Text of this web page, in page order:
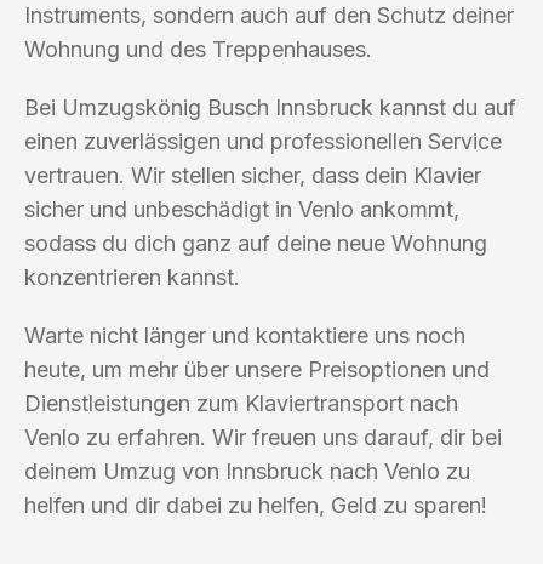
Instruments, sondern auch auf den Schutz deiner
Wohnung und des Treppenhauses.
Bei Umzugskönig Busch Innsbruck kannst du auf
einen zuverlässigen und professionellen Service
vertrauen. Wir stellen sicher, dass dein Klavier
sicher und unbeschädigt in Venlo ankommt,
sodass du dich ganz auf deine neue Wohnung
konzentrieren kannst.
Warte nicht länger und kontaktiere uns noch
heute, um mehr über unsere Preisoptionen und
Dienstleistungen zum Klaviertransport nach
Venlo zu erfahren. Wir freuen uns darauf, dir bei
deinem Umzug von Innsbruck nach Venlo zu
helfen und dir dabei zu helfen, Geld zu sparen!